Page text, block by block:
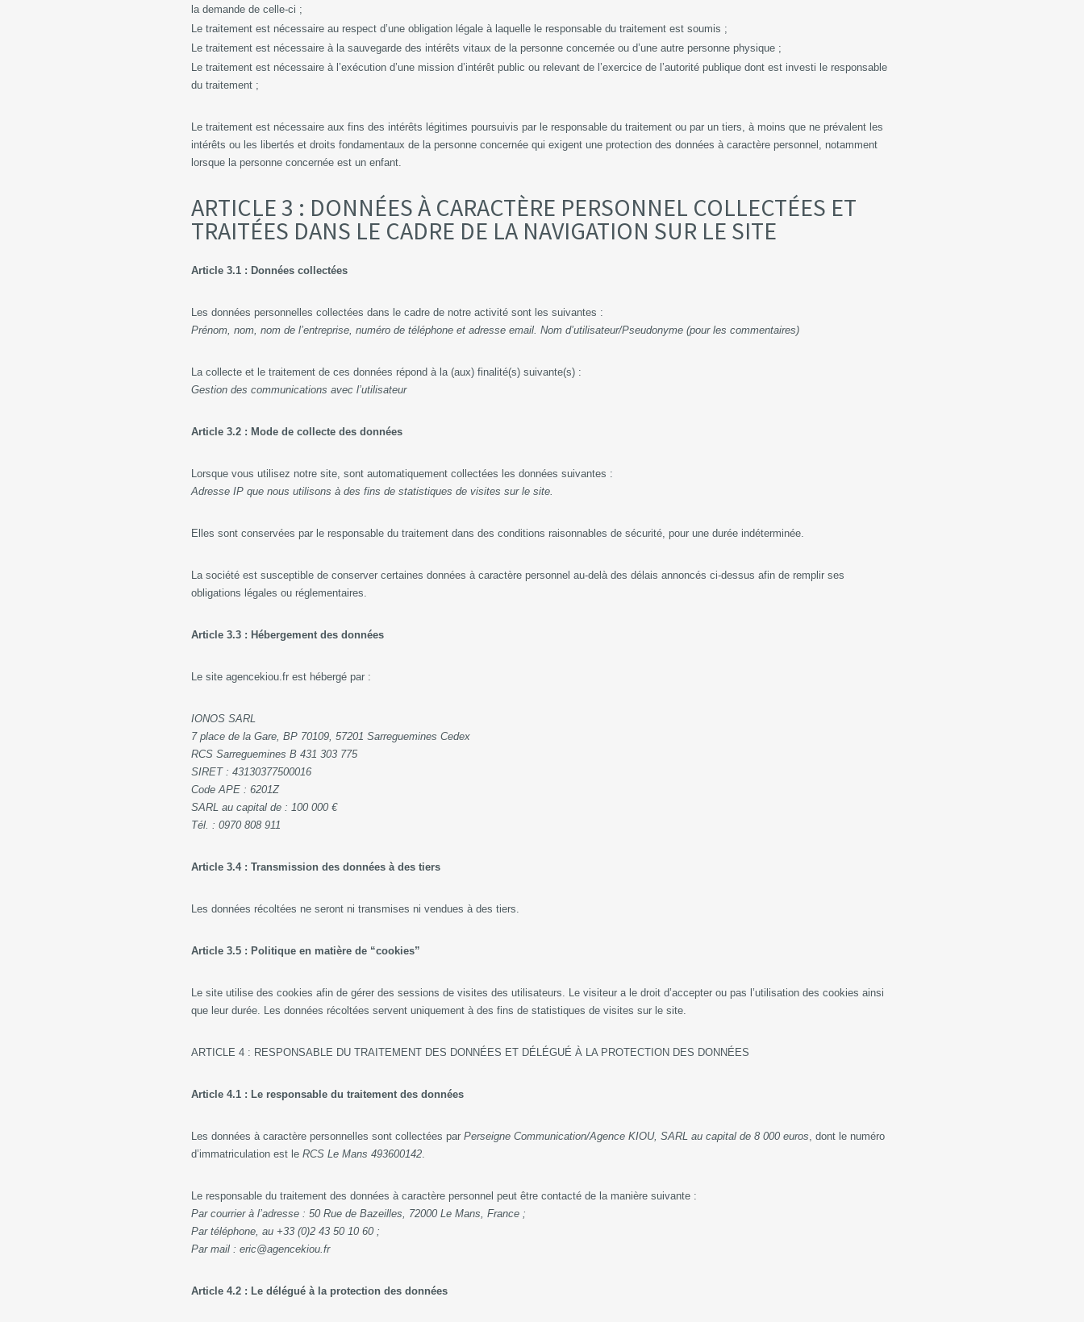
la demande de celle-ci ;
Le traitement est nécessaire au respect d’une obligation légale à laquelle le responsable du traitement est soumis ;
Le traitement est nécessaire à la sauvegarde des intérêts vitaux de la personne concernée ou d’une autre personne physique ;
Le traitement est nécessaire à l’exécution d’une mission d’intérêt public ou relevant de l’exercice de l’autorité publique dont est investi le responsable
du traitement ;
Le traitement est nécessaire aux fins des intérêts légitimes poursuivis par le responsable du traitement ou par un tiers, à moins que ne prévalent les
intérêts ou les libertés et droits fondamentaux de la personne concernée qui exigent une protection des données à caractère personnel, notamment
lorsque la personne concernée est un enfant.
ARTICLE 3 : DONNÉES À CARACTÈRE PERSONNEL COLLECTÉES ET
TRAITÉES DANS LE CADRE DE LA NAVIGATION SUR LE SITE
Article 3.1 : Données collectées
Les données personnelles collectées dans le cadre de notre activité sont les suivantes :
Prénom, nom, nom de l’entreprise, numéro de téléphone et adresse email. Nom d’utilisateur/Pseudonyme (pour les commentaires)
La collecte et le traitement de ces données répond à la (aux) finalité(s) suivante(s) :
Gestion des communications avec l’utilisateur
Article 3.2 : Mode de collecte des données
Lorsque vous utilisez notre site, sont automatiquement collectées les données suivantes :
Adresse IP que nous utilisons à des fins de statistiques de visites sur le site.
Elles sont conservées par le responsable du traitement dans des conditions raisonnables de sécurité, pour une durée indéterminée.
La société est susceptible de conserver certaines données à caractère personnel au-delà des délais annoncés ci-dessus afin de remplir ses
obligations légales ou réglementaires.
Article 3.3 : Hébergement des données
Le site agencekiou.fr est hébergé par :
IONOS SARL
7 place de la Gare, BP 70109, 57201 Sarreguemines Cedex
RCS Sarreguemines B 431 303 775
SIRET : 43130377500016
Code APE : 6201Z
SARL au capital de : 100 000 €
Tél. : 0970 808 911
Article 3.4 : Transmission des données à des tiers
Les données récoltées ne seront ni transmises ni vendues à des tiers.
Article 3.5 : Politique en matière de “cookies”
Le site utilise des cookies afin de gérer des sessions de visites des utilisateurs. Le visiteur a le droit d’accepter ou pas l’utilisation des cookies ainsi
que leur durée. Les données récoltées servent uniquement à des fins de statistiques de visites sur le site.
ARTICLE 4 : RESPONSABLE DU TRAITEMENT DES DONNÉES ET DÉLÉGUÉ À LA PROTECTION DES DONNÉES
Article 4.1 : Le responsable du traitement des données
Les données à caractère personnelles sont collectées par Perseigne Communication/Agence KIOU, SARL au capital de 8 000 euros, dont le numéro
d’immatriculation est le RCS Le Mans 493600142.
Le responsable du traitement des données à caractère personnel peut être contacté de la manière suivante :
Par courrier à l’adresse : 50 Rue de Bazeilles, 72000 Le Mans, France ;
Par téléphone, au +33 (0)2 43 50 10 60 ;
Par mail : eric@agencekiou.fr
Article 4.2 : Le délégué à la protection des données